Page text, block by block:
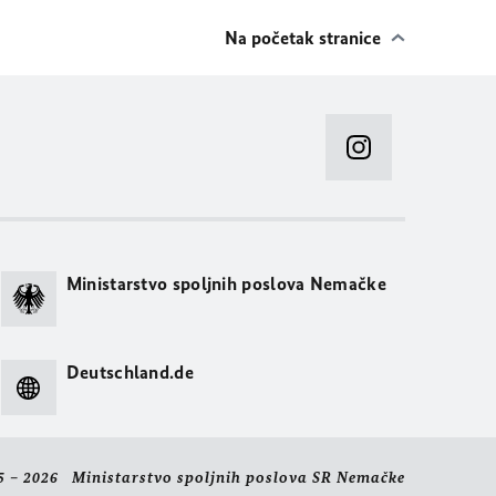
Na početak stranice
Ministarstvo spoljnih poslova Nemačke
Deutschland.de
– 2026 Ministarstvo spoljnih poslova SR Nemačke